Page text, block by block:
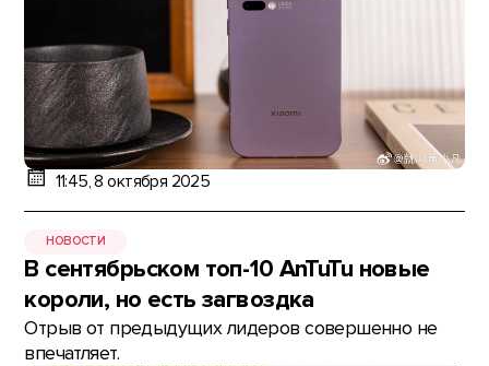
11:45, 8 октября 2025
НОВОСТИ
В сентябрьском топ-10 AnTuTu новые
короли, но есть загвоздка
Отрыв от предыдущих лидеров совершенно не
впечатляет.